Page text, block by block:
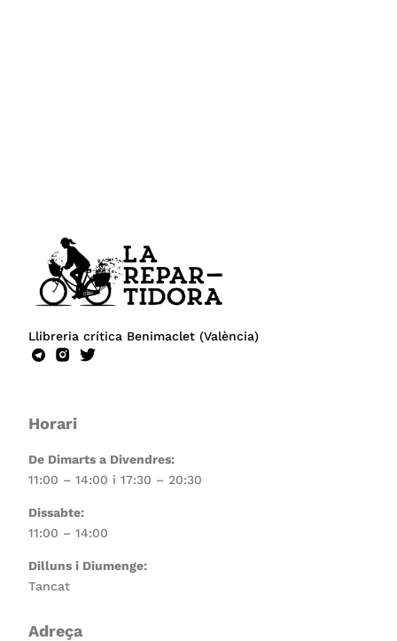
Llibreria crítica Benimaclet (València)
Horari
De Dimarts a Divendres:
11:00 – 14:00 i 17:30 – 20:30
Dissabte:
11:00 – 14:00
Dilluns i Diumenge:
Tancat
Adreça